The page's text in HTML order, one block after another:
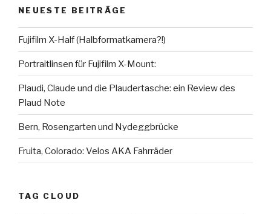
Facebook
anzeigen
Twitter
anzeigen
Instagram
anzeigen
LinkedIn
anzeigen
YouTube
anzeigen
Flickr
anzeigen
NEUESTE BEITRÄGE
Fujifilm X-Half (Halbformatkamera?!)
Portraitlinsen für Fujifilm X-Mount:
Plaudi, Claude und die Plaudertasche: ein Review des
Plaud Note
Bern, Rosengarten und Nydeggbrücke
Fruita, Colorado: Velos AKA Fahrräder
TAG CLOUD